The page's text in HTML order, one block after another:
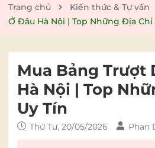
Trang chủ Kiến thức & Tư vấn
Ở Đâu Hà Nội | Top Những Địa Chỉ
Mua Bảng Trượt
Hà Nội | Top
Uy Tín
Thứ Tư, 20/05/2026 Phan